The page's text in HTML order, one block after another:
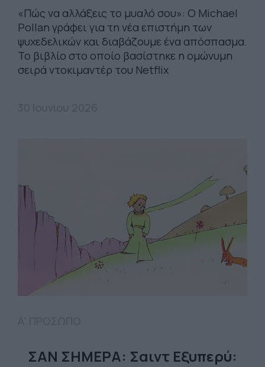
«Πώς να αλλάξεις το μυαλό σου»: Ο Michael
Pollan γράφει για τη νέα επιστήμη των
ψυχεδελικών και διαβάζουμε ένα απόσπασμα.
Το βιβλίο στο οποίο βασίστηκε η οµώνυµη
σειρά ντοκιµαντέρ του Netflix
ΣΑΝ ΣΗΜΕΡΑ: Σαιντ Εξυπερύ: